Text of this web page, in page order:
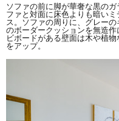
ソファの前に脚が華奢な黒の
ファと対面に床色よりも暗い
ス。ソファの周りに、グレー
のボーダークッションを無造
ビボードがある壁面は木や植
をアップ。